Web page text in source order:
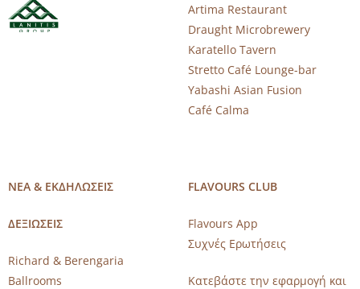
Artima Restaurant
Draught Microbrewery
Karatello Tavern
Stretto Café Lounge-bar
Yabashi Asian Fusion
Café Calma
ΝΕΑ & ΕΚΔΗΛΩΣΕΙΣ
ΔΕΞΙΩΣΕΙΣ
Richard & Berengaria
Ballrooms
FLAVOURS CLUB
Flavours App
Συχνές Ερωτήσεις
Κατεβάστε την εφαρμογή και